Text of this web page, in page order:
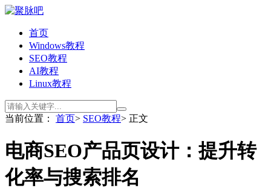
首页
Windows教程
SEO教程
AI教程
Linux教程
当前位置： 首页> SEO教程> 正文
电商SEO产品页设计：提升转
化率与搜索排名